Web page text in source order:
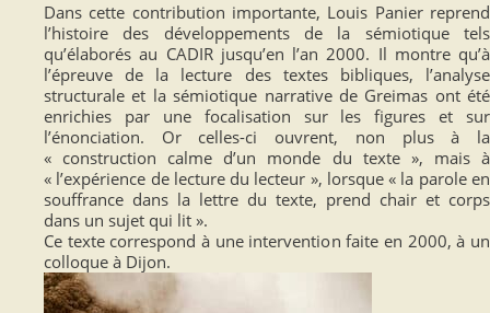
Dans cette contribution importante, Louis Panier reprend
l’histoire des développements de la sémiotique tels
qu’élaborés au CADIR jusqu’en l’an 2000. Il montre qu’à
l’épreuve de la lecture des textes bibliques, l’analyse
structurale et la sémiotique narrative de Greimas ont été
enrichies par une focalisation sur les figures et sur
l’énonciation. Or celles-ci ouvrent, non plus à la
« construction calme d’un monde du texte », mais à
« l’expérience de lecture du lecteur », lorsque « la parole en
souffrance dans la lettre du texte, prend chair et corps
dans un sujet qui lit ».
Ce texte correspond à une intervention faite en 2000, à un
colloque à Dijon.